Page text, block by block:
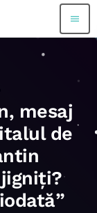
menu
mesaj
de
jigniți?